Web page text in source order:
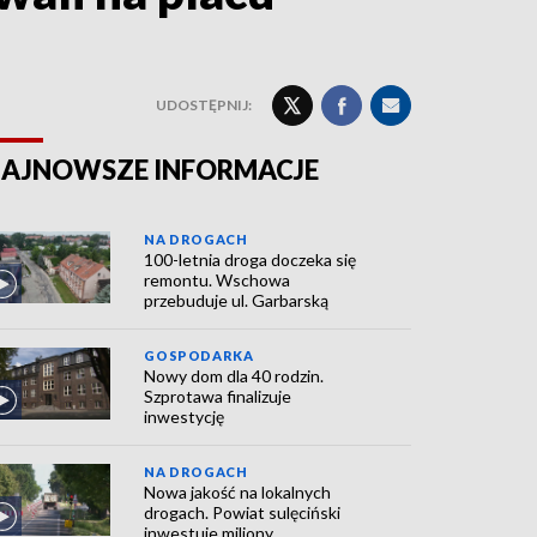
UDOSTĘPNIJ:
INFORMACJE
NA DROGACH
100-letnia droga doczeka się
remontu. Wschowa
przebuduje ul. Garbarską
GOSPODARKA
Nowy dom dla 40 rodzin.
Szprotawa finalizuje
inwestycję
NA DROGACH
Nowa jakość na lokalnych
drogach. Powiat sulęciński
inwestuje miliony